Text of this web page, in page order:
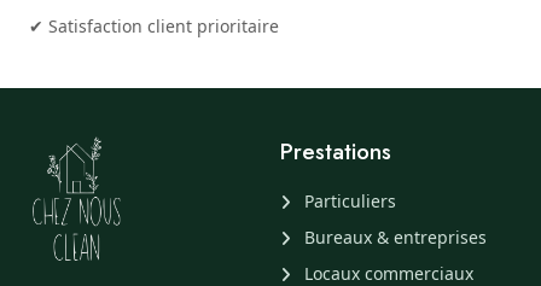
✔ Satisfaction client prioritaire
Prestations
Particuliers
Bureaux & entreprises
Locaux commerciaux